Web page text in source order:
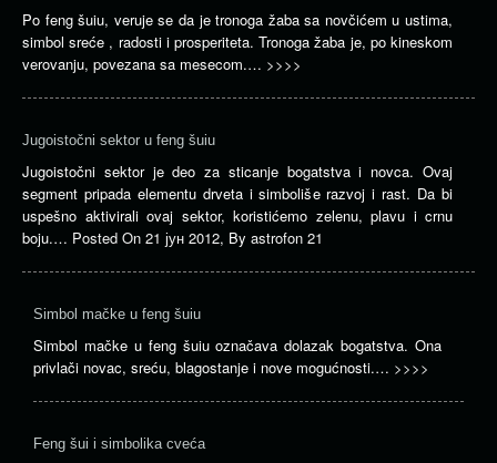
Po feng šuiu, veruje se da je tronoga žaba sa novčićem u ustima,
simbol sreće , radosti i prosperiteta. Tronoga žaba je, po kineskom
verovanju, povezana sa mesecom.… >>>>
Jugoistočni sektor u feng šuiu
Jugoistočni sektor je deo za sticanje bogatstva i novca. Ovaj
segment pripada elementu drveta i simboliše razvoj i rast. Da bi
uspešno aktivirali ovaj sektor, koristićemo zelenu, plavu i crnu
boju.… Posted On 21 јун 2012, By astrofon 21
Simbol mačke u feng šuiu
Simbol mačke u feng šuiu označava dolazak bogatstva. Ona
privlači novac, sreću, blagostanje i nove mogućnosti.… >>>>
Feng šui i simbolika cveća